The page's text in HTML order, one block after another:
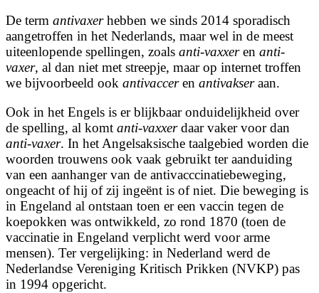
De term antivaxerhebben we sinds 2014 sporadisch
aangetroffen in het Nederlands, maar wel in de meest
uiteenlopende spellingen, zoals anti-vaxxeren anti-
vaxer, al dan niet met streepje, maar op internet troffen
we bijvoorbeeld ook antivacceren antivakseraan.
Ook in het Engels is er blijkbaar onduidelijkheid over
de spelling, al komt anti-vaxxerdaar vaker voor dan
anti-vaxer. In het Angelsaksische taalgebied worden die
woorden trouwens ook vaak gebruikt ter aanduiding
van een aanhanger van de antivacccinatiebeweging,
ongeacht of hij of zij ingeënt is of niet. Die beweging is
in Engeland al ontstaan toen er een vaccin tegen de
koepokken was ontwikkeld, zo rond 1870 (toen de
vaccinatie in Engeland verplicht werd voor arme
mensen). Ter vergelijking: in Nederland werd de
Nederlandse Vereniging Kritisch Prikken (NVKP) pas
in 1994 opgericht.